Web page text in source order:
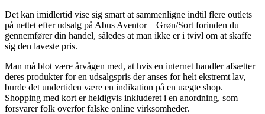
Det kan imidlertid vise sig smart at sammenligne indtil flere outlets
på nettet efter udsalg på Abus Aventor – Grøn/Sort forinden du
gennemfører din handel, således at man ikke er i tvivl om at skaffe
sig den laveste pris.
Man må blot være årvågen med, at hvis en internet handler afsætter
deres produkter for en udsalgspris der anses for helt ekstremt lav,
burde det undertiden være en indikation på en uægte shop.
Shopping med kort er heldigvis inkluderet i en anordning, som
forsvarer folk overfor falske online virksomheder.